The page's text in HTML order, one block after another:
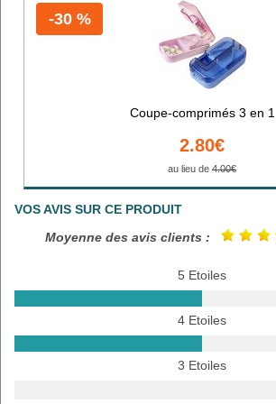
-30 %
Coupe-comprimés 3 en 1
2.80€
au lieu de 4.00€
VOS AVIS SUR CE PRODUIT
Moyenne des avis clients :
5 Etoiles
4 Etoiles
3 Etoiles